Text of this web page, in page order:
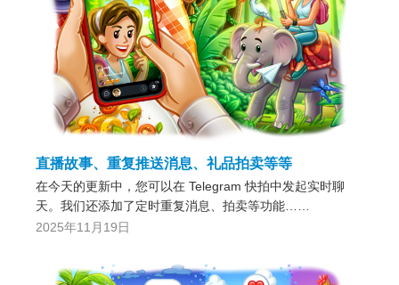
直播故事、重复推送消息、礼品拍卖等等
在今天的更新中，您可以在 Telegram 快拍中发起实时聊
天。我们还添加了定时重复消息、拍卖等功能……
2025年11月19日